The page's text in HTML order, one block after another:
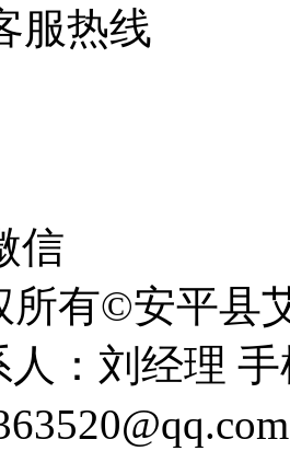
服热线
信
所有©安平
人：刘经理 手